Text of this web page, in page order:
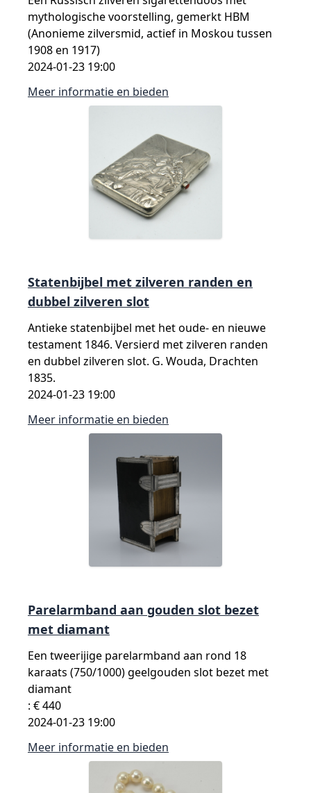
mythologische voorstelling, gemerkt HBM
(Anonieme zilversmid, actief in Moskou tussen
1908 en 1917)
2024-01-23 19:00
Meer informatie en bieden
Statenbijbel met zilveren randen en
dubbel zilveren slot
Antieke statenbijbel met het oude- en nieuwe
testament 1846. Versierd met zilveren randen
en dubbel zilveren slot. G. Wouda, Drachten
1835.
2024-01-23 19:00
Meer informatie en bieden
Parelarmband aan gouden slot bezet
met diamant
Een tweerijige parelarmband aan rond 18
karaats (750/1000) geelgouden slot bezet met
diamant
: € 440
2024-01-23 19:00
Meer informatie en bieden